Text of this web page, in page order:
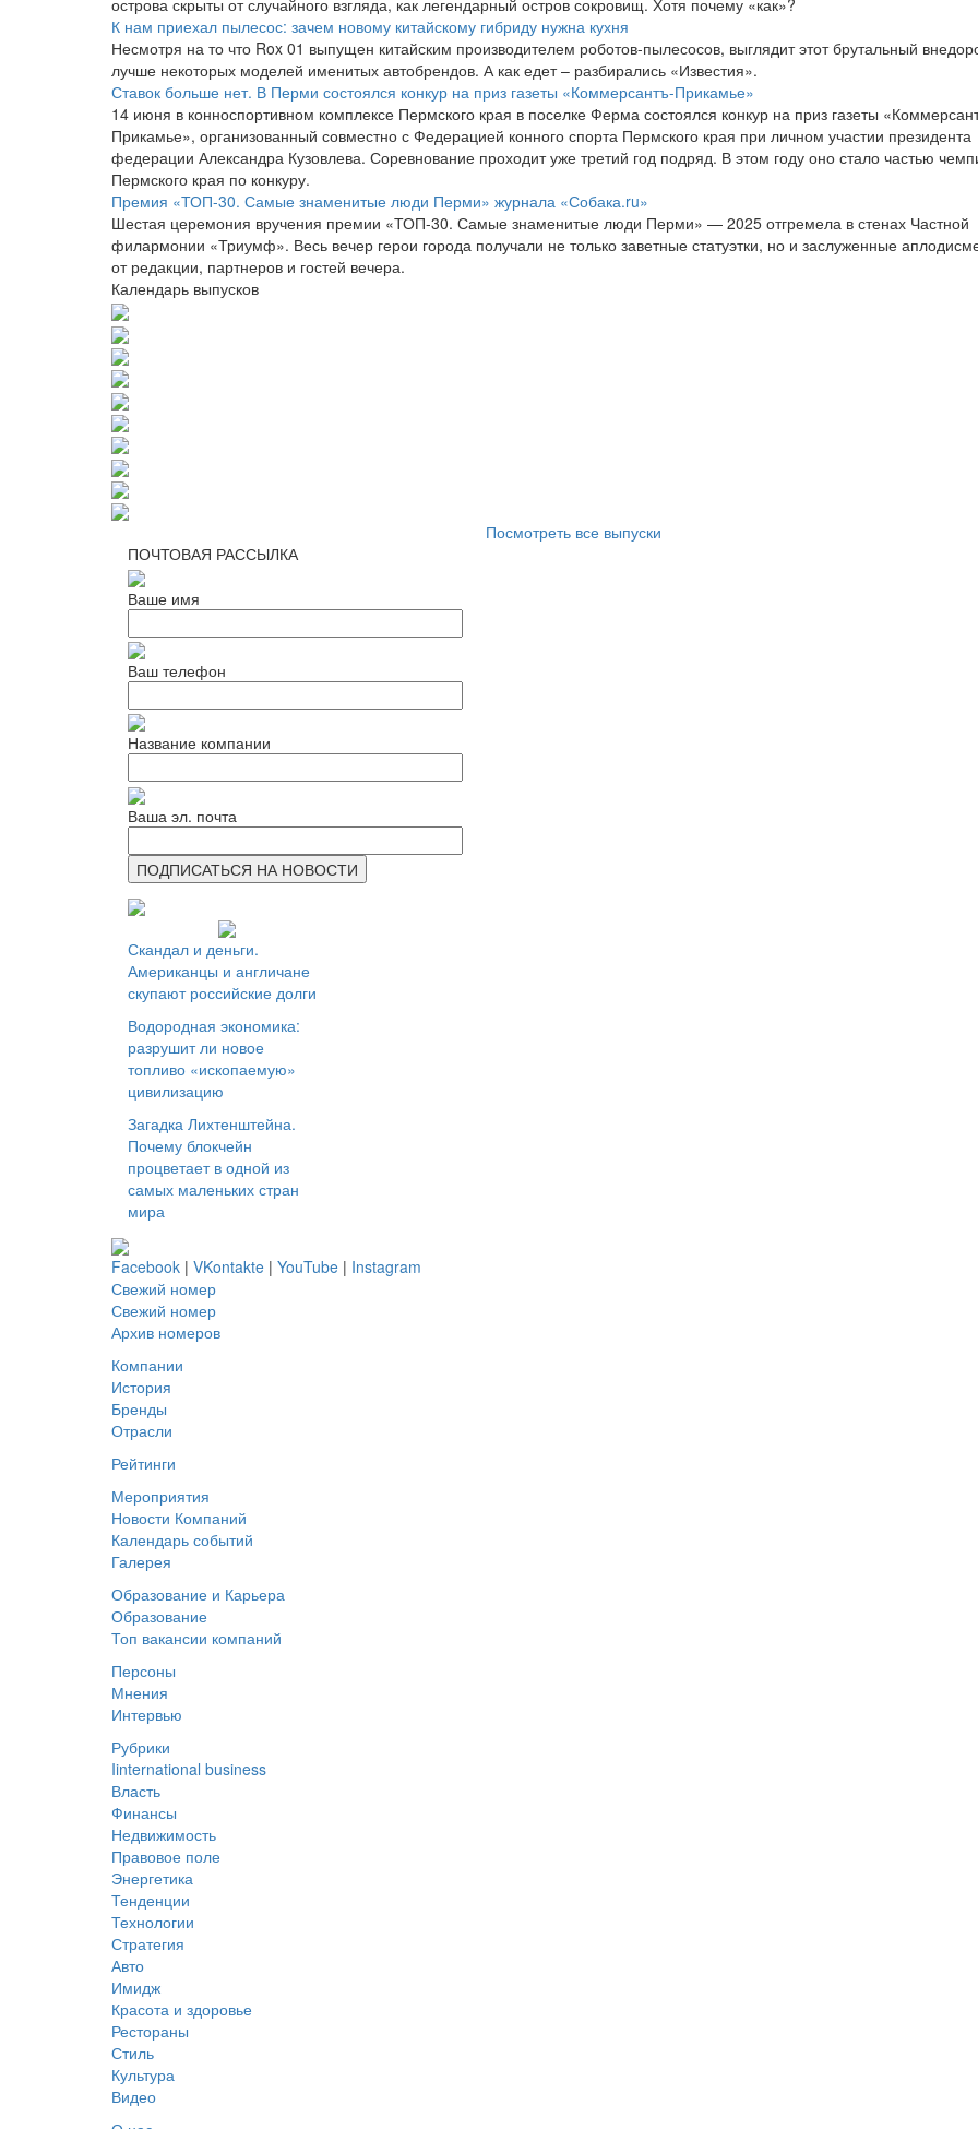
К нам приехал пылесос: зачем новому китайскому гибриду нужна кухня
Несмотря на то что Rox 01 выпущен китайским производителем роботов-пылесосов, выглядит этот брутальный
лучше некоторых моделей именитых автобрендов. А как едет – разбирались «Известия».
Ставок больше нет. В Перми состоялся конкур на приз газеты «Коммерсантъ-Прикамье»
14 июня в конноспортивном комплексе Пермского края в поселке Ферма состоялся конкур на приз газеты
Прикамье», организованный совместно с Федерацией конного спорта Пермского края при личном участии президента
федерации Александра Кузовлева. Соревнование проходит уже третий год подряд. В этом году оно стало частью
Пермского края по конкуру.
Премия «ТОП-30. Самые знаменитые люди Перми» журнала «Собака.ru»
Шестая церемония вручения премии «ТОП-30. Самые знаменитые люди Перми» — 2025 отгремела в стенах Частной
филармонии «Триумф». Весь вечер герои города получали не только заветные статуэтки, но и заслуженные
от редакции, партнеров и гостей вечера.
Календарь выпусков
Посмотреть все выпуски
ПОЧТОВАЯ РАССЫЛКА
Ваше имя
Ваш телефон
Название компании
Ваша эл. почта
Скандал и деньги.
Американцы и англичане
скупают российские долги
Водородная экономика:
разрушит ли новое
топливо «ископаемую»
цивилизацию
Загадка Лихтенштейна.
Почему блокчейн
процветает в одной из
самых маленьких стран
мира
Facebook | VKontakte | YouTube | Instagram
Свежий номер
Свежий номер
Архив номеров
Компании
История
Бренды
Отрасли
Рейтинги
Мероприятия
Новости Компаний
Календарь событий
Галерея
Образование и Карьера
Образование
Топ вакансии компаний
Персоны
Мнения
Интервью
Рубрики
Iinternational business
Власть
Финансы
Недвижимость
Правовое поле
Энергетика
Тенденции
Технологии
Стратегия
Авто
Имидж
Красота и здоровье
Рестораны
Стиль
Культура
Видео